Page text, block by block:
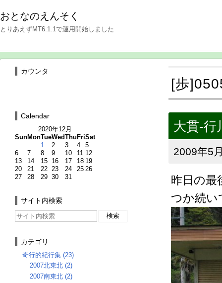
おとなのえんそく
とりあえずMT6.1.1で運用開始しました
[歩
大貫-行
2009年5
昨日の最
つか続い
カウンタ
Calendar
2020年12月
SunMonTueWedThu FriSat
1
2 3 4
5
6
7 8 9 10 11 12
13
14 15 16 17 18 19
20
21 22 23 24 25 26
27
28 29 30 31
サイト内検索
カテゴリ
奇行的紀行集 (23)
2007北東北 (2)
2007南東北 (2)